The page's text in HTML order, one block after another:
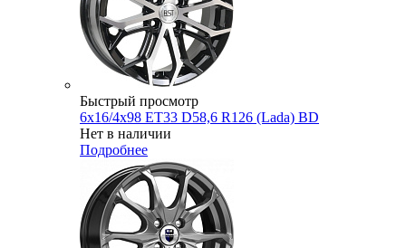
Быстрый просмотр
6x16/4x98 ET33 D58,6 R126 (Lada) BD
Нет в наличии
Подробнее